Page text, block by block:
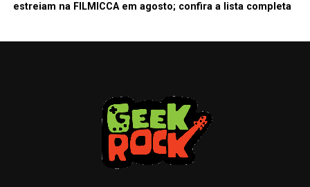
estreiam na FILMICCA em agosto; confira a lista completa